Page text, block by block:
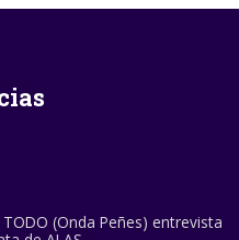
TODO (Onda Peñes) entrevista